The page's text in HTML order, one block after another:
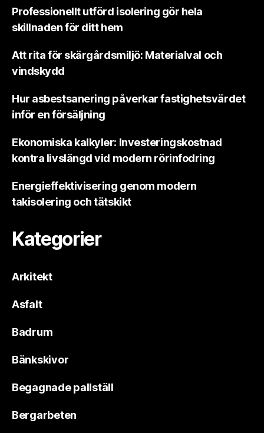
Professionellt utförd isolering gör hela
skillnaden för ditt hem
Att rita för skärgårdsmiljö: Materialval och
vindskydd
Hur asbestsanering påverkar fastighetsvärdet
inför en försäljning
Ekonomiska kalkyler: Investeringskostnad
kontra livslängd vid modern rörinfodring
Energieffektivisering genom modern
takisolering och tätskikt
Kategorier
Arkitekt
Asfalt
Badrum
Bänkskivor
Begagnade pallställ
Bergarbeten